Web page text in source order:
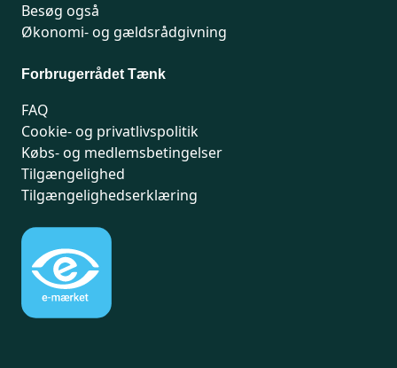
Besøg også
Økonomi- og gældsrådgivning
Forbrugerrådet Tænk
FAQ
Cookie- og privatlivspolitik
Købs- og medlemsbetingelser
Tilgængelighed
Tilgængelighedserklæring